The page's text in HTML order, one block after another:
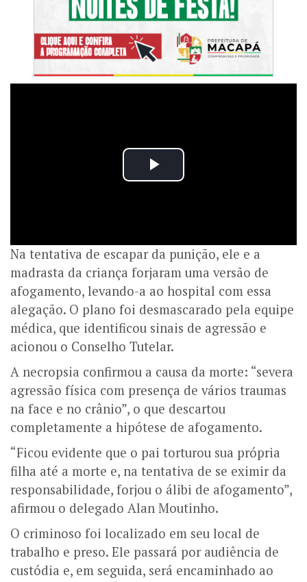
Na tentativa de escapar da punição, ele e a
madrasta da criança forjaram uma versão de
afogamento, levando-a ao hospital com essa
alegação. O plano foi desmascarado pela equipe
médica, que identificou sinais de agressão e
acionou o Conselho Tutelar.
A necropsia confirmou a causa da morte: “severa
agressão física com presença de vários traumas
na face e no crânio”, o que descartou
completamente a hipótese de afogamento.
“Ficou evidente que o pai torturou sua própria
filha até a morte e, na tentativa de se eximir da
responsabilidade, forjou o álibi de afogamento”,
afirmou o delegado Alan Moutinho.
O criminoso foi localizado em seu local de
trabalho e preso. Ele passará por audiência de
custódia e, em seguida, será encaminhado ao